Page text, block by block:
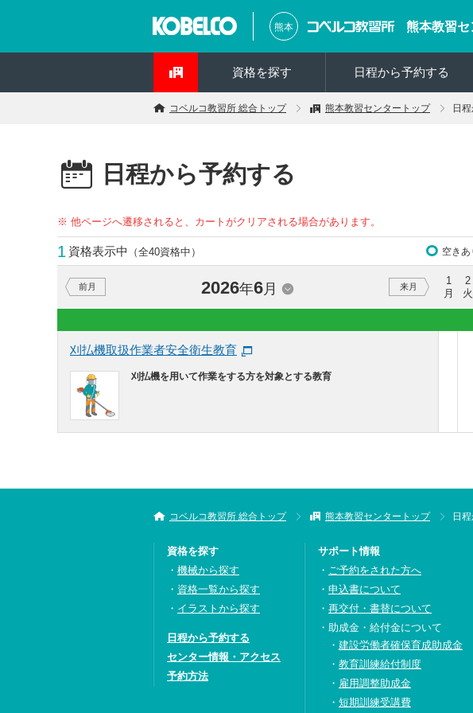
熊本 熊本教習セ
資格を探す 日程から予約する
コベルコ教習所 総合トップ 熊本教習センタートップ 日
日程から予約する
※ 他ページへ遷移されると、カートがクリアされる場合があります。
1 資格表示中 （全40資格中） 空きあ
前月 2026年6月 来月
1
月
2
火
刈払機取扱作業者安全衛生教育
刈払機を用いて作業をする方を対象とする教育
コベルコ教習所 総合トップ 熊本教習センタートップ 日
資格を探す
機械から探す
資格一覧から探す
イラストから探す
日程から予約する
センター情報・アクセス
予約方法
サポート情報
ご予約をされた方へ
申込書について
再交付・書替について
助成金・給付金について
建設労働者確保育成助成金
教育訓練給付制度
雇用調整助成金
短期訓練受講費